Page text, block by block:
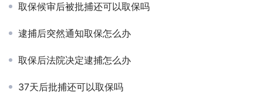
取保候审后被批捕还可以取保吗
逮捕后突然通知取保怎么办
取保后法院决定逮捕怎么办
37天后批捕还可以取保吗